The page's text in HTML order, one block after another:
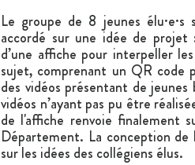
Le groupe de 8 jeunes élu·e·s
accordé sur une idée de projet
d’une affiche pour interpeller
sujet, comprenant un QR code
des vidéos présentant de jeunes
vidéos n’ayant pas pu être
de l'affiche renvoie finalement
Département. La conception de
sur les idées des collégiens élus.